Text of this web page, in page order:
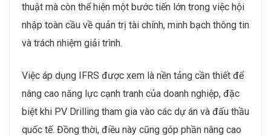
thuật mà còn thể hiện một bước tiến lớn trong việc hội
nhập toàn cầu về quản trị tài chính, minh bạch thông tin
và trách nhiệm giải trình.
Việc áp dụng IFRS được xem là nền tảng cần thiết để
nâng cao năng lực cạnh tranh của doanh nghiệp, đặc
biệt khi PV Drilling tham gia vào các dự án và đấu thầu
quốc tế. Đồng thời, điều này cũng góp phần nâng cao